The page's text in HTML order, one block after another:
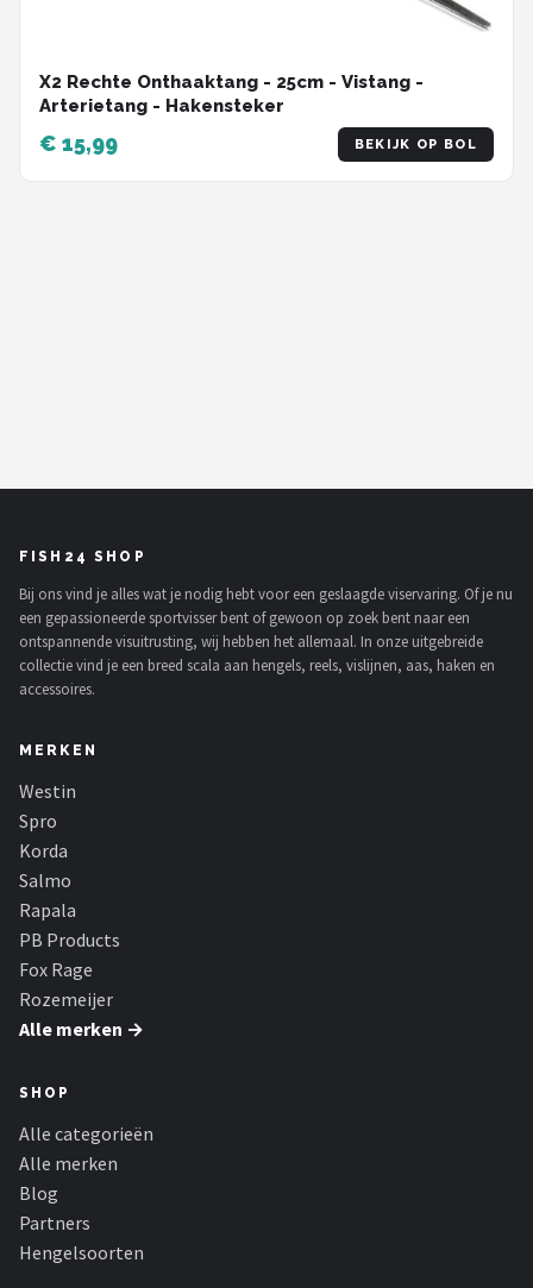
X2 Rechte Onthaaktang - 25cm - Vistang -
Arterietang - Hakensteker
€ 15,99 BEKIJK OP BOL
FISH24 SHOP
Bij ons vind je alles wat je nodig hebt voor een geslaagde viservaring. Of je nu
een gepassioneerde sportvisser bent of gewoon op zoek bent naar een
ontspannende visuitrusting, wij hebben het allemaal. In onze uitgebreide
collectie vind je een breed scala aan hengels, reels, vislijnen, aas, haken en
accessoires.
MERKEN
Westin
Spro
Korda
Salmo
Rapala
PB Products
Fox Rage
Rozemeijer
Alle merken →
SHOP
Alle categorieën
Alle merken
Blog
Partners
Hengelsoorten